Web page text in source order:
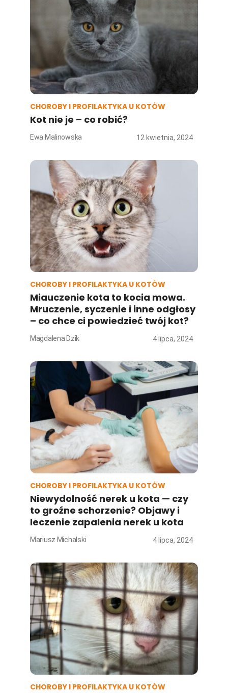
CHOROBY I PROFILAKTYKA U KOTÓW
Kot nie je – co robić?
Ewa Malinowska 12 kwietnia, 2024
CHOROBY I PROFILAKTYKA U KOTÓW
Miauczenie kota to kocia mowa.
Mruczenie, syczenie i inne odgłosy
– co chce ci powiedzieć twój kot?
Magdalena Dzik 4 lipca, 2024
CHOROBY I PROFILAKTYKA U KOTÓW
Niewydolność nerek u kota — czy
to groźne schorzenie? Objawy i
leczenie zapalenia nerek u kota
Mariusz Michalski 4 lipca, 2024
CHOROBY I PROFILAKTYKA U KOTÓW